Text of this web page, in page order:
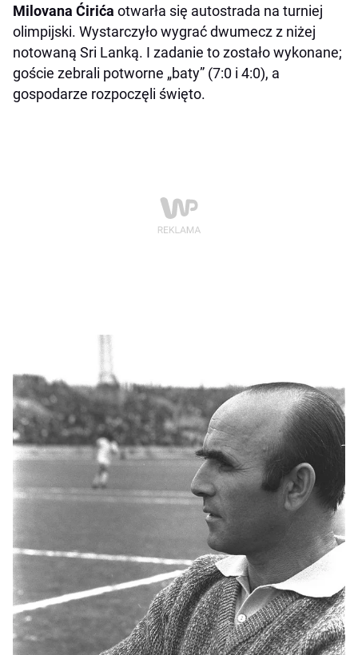
Milovana Ćirića otwarła się autostrada na turniej
olimpijski. Wystarczyło wygrać dwumecz z niżej
notowaną Sri Lanką. I zadanie to zostało wykonane;
goście zebrali potworne „baty” (7:0 i 4:0), a
gospodarze rozpoczęli święto.